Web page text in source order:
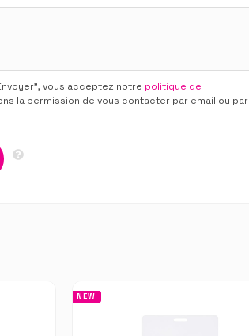
vous acceptez notre politique de
la permission de vous contacter par email ou par
NEW